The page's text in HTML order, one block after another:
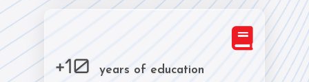
+10 years of education